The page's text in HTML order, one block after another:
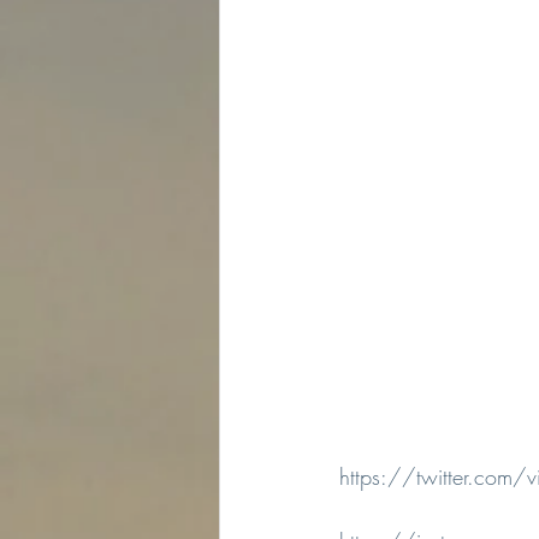
https://twitter.com/